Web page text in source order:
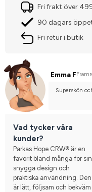
Fri frakt över
90 dagars
Fri retur i butik
Emma F
Superskön
Vad tycker våra
kunder?
Parkas Hope CRW® är en
favorit bland många för sin
snygga design och
praktiska användning. Den
är lätt, följsam och bekväm